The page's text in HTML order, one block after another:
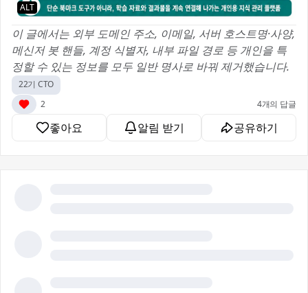
ALT
이 글에서는 외부 도메인 주소, 이메일, 서버 호스트명·사양,
메신저 봇 핸들, 계정 식별자, 내부 파일 경로 등 개인을 특
정할 수 있는 정보를 모두 일반 명사로 바꿔 제거했습니다.
22기 CTO
2
4개의 답글
좋아요 알림 받기 공유하기